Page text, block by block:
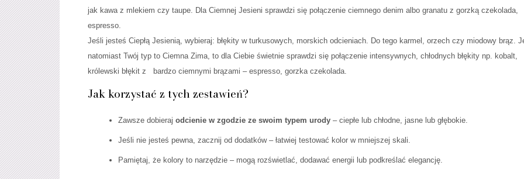
jak kawa z mlekiem czy taupe. Dla Ciemnej Jesieni sprawdzi się połączenie ciemnego denim albo granatu z gorzką czekolada,
espresso.
Jeśli jesteś Ciepłą Jesienią, wybieraj: błękity w turkusowych, morskich odcieniach. Do tego karmel, orzech czy miodowy brąz.
natomiast Twój typ to Ciemna Zima, to dla Ciebie świetnie sprawdzi się połączenie intensywnych, chłodnych błękity np. kobalt,
królewski błękit z bardzo ciemnymi brązami – espresso, gorzka czekolada.
Jak korzystać z tych zestawień?
Zawsze dobierajodcienie w zgodzie ze swoim typem urody – ciepłe lub chłodne, jasne lub głębokie.
Jeśli nie jesteś pewna, zacznij od dodatków – łatwiej testować kolor w mniejszej skali.
Pamiętaj, że kolory to narzędzie – mogą rozświetlać, dodawać energii lub podkreślać elegancję.